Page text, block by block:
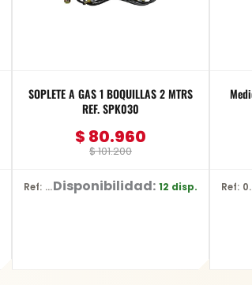
SOPLETE A GAS 1 BOQUILLAS 2 MTRS
REF. SPK030
$101.200
$ 80.960
Ref: SPK030Disponibilidad: 12 disp. Ref: